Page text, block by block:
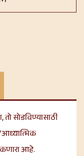
सोडविण्यासाठी
आहे.